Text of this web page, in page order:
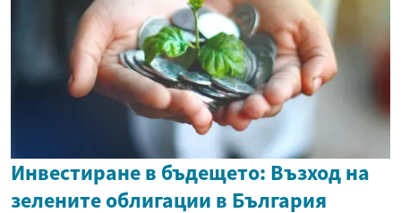
Инвестиране в бъдещето: Възход на
зелените облигации в България